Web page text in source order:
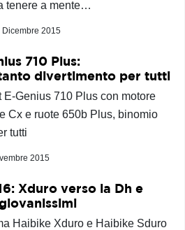
tenere a mente…
Dicembre 2015
710 Plus:
divertimento per tutti
E-Genius 710 Plus con motore
Cx e ruote 650b Plus, binomio
tutti
2015
Xduro verso la Dh e
Haibike Xduro e Haibike Sduro